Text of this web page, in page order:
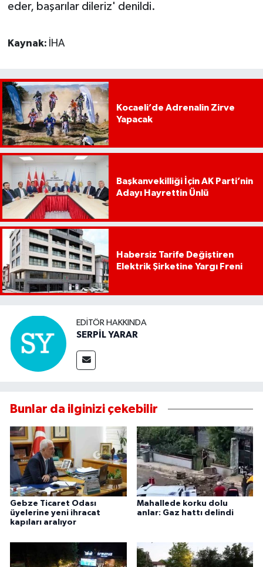
eder, başarılar dileriz' denildi.
Kaynak: İHA
Kocaeli’de Adrenalin Zirve
Yapacak
Başkanvekilliği İçin AK Parti’nin
Adayı Hayrettin Ünlü
Habersiz Tarife Değiştiren
Elektrik Şirketine Yargı Freni
EDITÖR HAKKINDA
SERPİL YARAR
Bunlar da ilginizi çekebilir
Gebze Ticaret Odası
üyelerine yeni ihracat
kapıları aralıyor
Mahallede korku dolu
anlar: Gaz hattı delindi